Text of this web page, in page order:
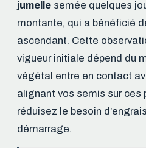
jumelle semée quelques
montante, qui a bénéficié
ascendant. Cette
vigueur initiale dépend du
végétal entre en contact
alignant vos semis sur ces
réduisez le besoin
démarrage.